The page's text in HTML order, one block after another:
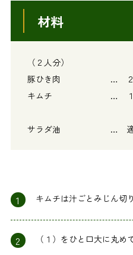
材料
（２人分）
豚ひき肉 … ２０
キムチ … １０
サラダ油 … 適
1 キムチは汁ごとみじん切
2 （１）をひと口大に丸め